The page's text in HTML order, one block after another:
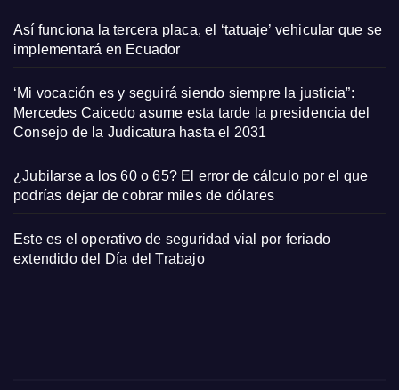
Así funciona la tercera placa, el ‘tatuaje’ vehicular que se
implementará en Ecuador
‘Mi vocación es y seguirá siendo siempre la justicia”:
Mercedes Caicedo asume esta tarde la presidencia del
Consejo de la Judicatura hasta el 2031
¿Jubilarse a los 60 o 65? El error de cálculo por el que
podrías dejar de cobrar miles de dólares
Este es el operativo de seguridad vial por feriado
extendido del Día del Trabajo